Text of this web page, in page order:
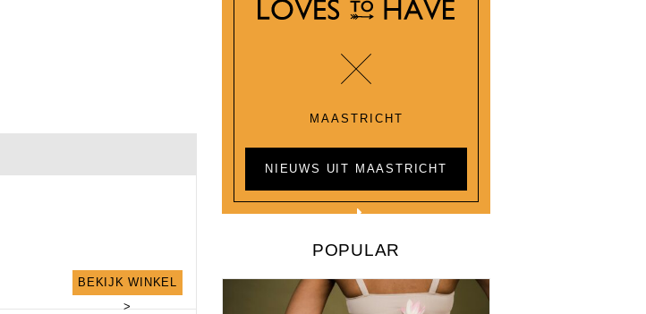
BEKIJK WINKEL
>
MAASTRICHT
NIEUWS UIT MAASTRICHT
POPULAR